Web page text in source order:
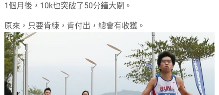
1個月後，10k也突破了50分鐘大關。
原來，只要肯練，肯付出，總會有收獲。